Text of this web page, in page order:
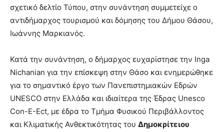
σχετικό δελτίο Τύπου, στην συνάντηση συμμετείχε o
αντιδήμαρχος τουρισμού και δόμησης του Δήμου Θάσου,
Ιωάννης Μαρκιανός.
Κατά την συνάντηση, ο δήμαρχος ευχαρίστησε την Inga
Nichanian για την επίσκεψη στην Θάσο και ενημερώθηκε
για το σημαντικό έργο των Πανεπιστημιακών Εδρών
UNESCO στην Ελλάδα και ιδιαίτερα της Έδρας Unesco
Con-Ε-Ect, με έδρα το Τμήμα Φυσικού Περιβάλλοντος
και Κλιματικής Ανθεκτικότητας του Δημοκρίτειου